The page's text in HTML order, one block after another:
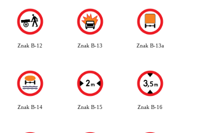
Znak B-12 Znak B-13 Znak B-13a
Znak B-14 Znak B-15 Znak B-16